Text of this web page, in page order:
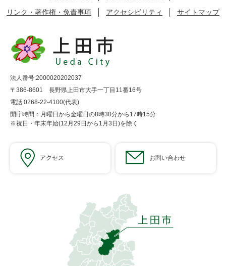
リンク・著作権・免責事項
アクセシビリティ サイトマップ
法人番号:2000020202037
〒386-8601 長野県上田市大手一丁目11番16号
電話 0268-22-4100(代表)
開庁時間：月曜日から金曜日の8時30分から17時15分
※祝日・年末年始(12月29日から1月3日)を除く
アクセス お問い合わせ